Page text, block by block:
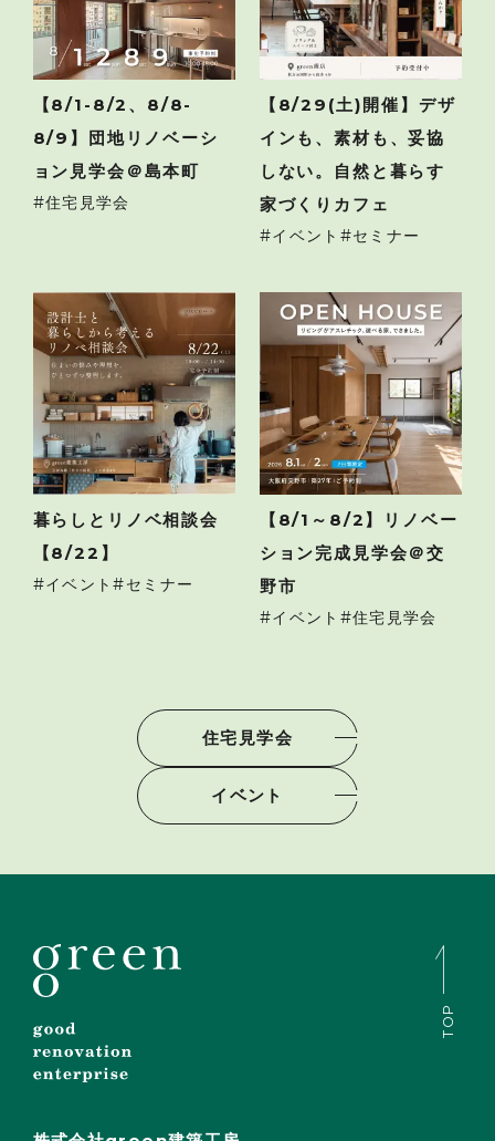
【8/1-8/2、8/8-
8/9】団地リノベーシ
ョン見学会＠島本町
住宅見学会
【8/29(土)開催】デザ
インも、素材も、妥協
しない。自然と暮らす
家づくりカフェ
イベント セミナー
暮らしとリノベ相談会
【8/22】
イベント セミナー
【8/1～8/2】リノベー
ション完成見学会＠交
野市
イベント 住宅見学会
住宅見学会
イベント
TOP